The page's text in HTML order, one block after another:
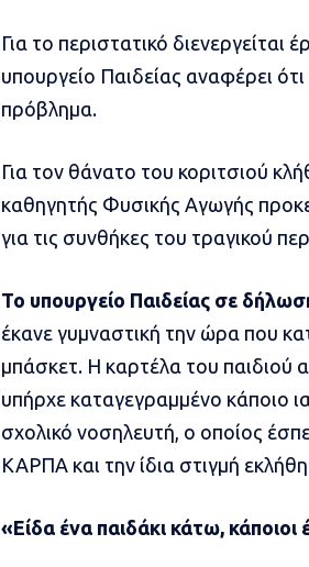
Για το περιστατικό
υπουργείο Παιδείας αναφέρει
πρόβλημα.
Για τον θάνατο του κοριτσιού
καθηγητής Φυσικής Αγωγής
για τις συνθήκες του τραγικού
Το υπουργείο Παιδείας σε
έκανε γυμναστική την ώρα που
μπάσκετ. Η καρτέλα του παιδιού
υπήρχε καταγεγραμμένο κάποιο
σχολικό νοσηλευτή, ο οποίος
ΚΑΡΠΑ και την ίδια στιγμή
«Είδα ένα παιδάκι κάτω, κάποιοι